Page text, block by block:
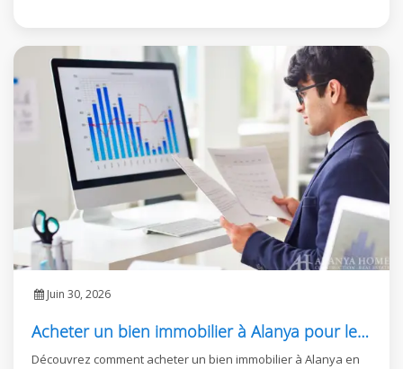
Juin 30, 2026
Acheter un bien immobilier à Alanya pour les investisseurs étrangers
Découvrez comment acheter un bien immobilier à Alanya en